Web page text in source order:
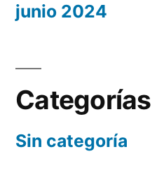
junio 2024
Categorías
Sin categoría